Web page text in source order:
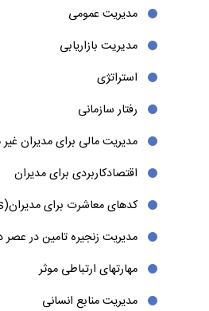
پیش‌ نیاز ثبت‌نام علاقه‌مندان در
تهران و حداقل دو سال تجربه کار
انجام نخواهد شد.
مخاطبین دوره آموزش
سازمان یا شرکت را به بهترین
موقعیت شغلی بهبود خواهند
مدیریت عمومی
مديريت بازاریابی
استراتژی
رفتار سازمانی
مدیریت مالی برای مدیران غیر
اقتصادکاربردی برای مدیران
کدهای معاشرت برای مدیران(Business Etiquettes)
مدیریت زنجیره تامین در عصر
مهارتهای ارتباطی موثر
مدیریت منابع انسانی